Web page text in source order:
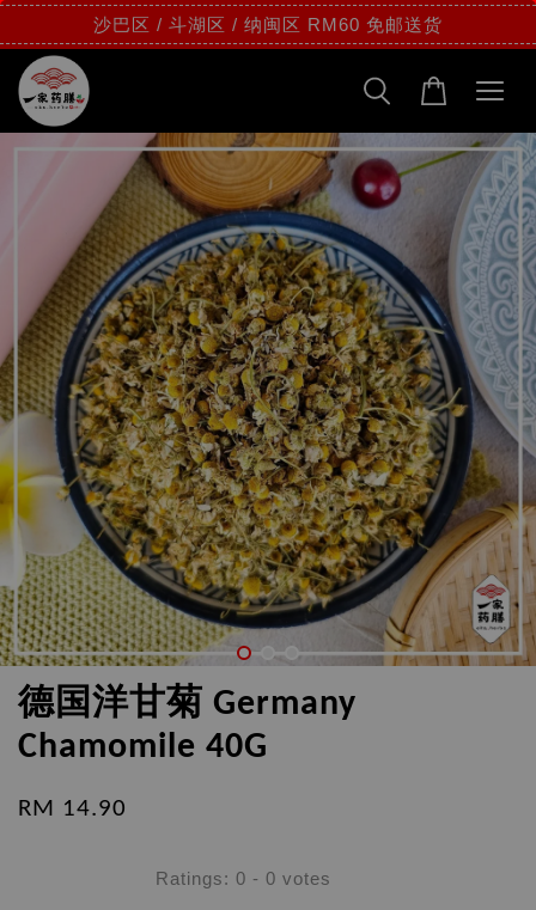
沙巴区 / 斗湖区 / 纳闽区 RM60 免邮送货
德国洋甘菊 Germany
Chamomile 40G
RM 14.90
Ratings: 0 - 0 votes